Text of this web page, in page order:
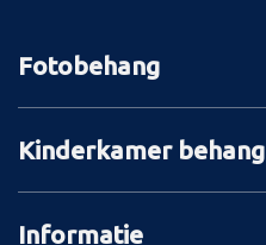
Fotobehang
Kinderkamer behang
Informatie